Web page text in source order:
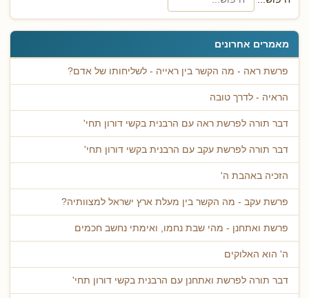
מאמרים אחרונים
פרשת ראה - מה הקשר בין ראייה - לשליחותו של אדם?
הראיה - לדרך טובה
דבר תורה לפרשת ראה עם הרבנית בקשי דורון תחי'
דבר תורה לפרשת עקב עם הרבנית בקשי דורון תחי'
הזכיה באהבת ה'
פרשת עקב - מה הקשר בין מעלת ארץ ישראל למצוותיה?
פרשת ואתחנן - מהי שבת נחמו, ואימתי נחשב חכמים
ה' הוא האלוקים
דבר תורה לפרשת ואתחנן עם הרבנית בקשי דורון תחי'